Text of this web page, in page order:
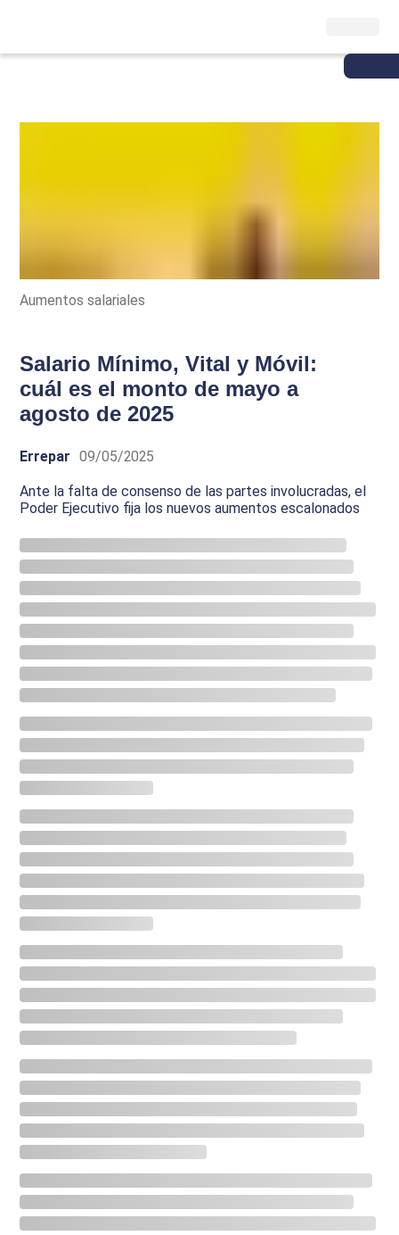
Aumentos salariales
Salario Mínimo, Vital y Móvil:
cuál es el monto de mayo a
agosto de 2025
Errepar 09/05/2025
Ante la falta de consenso de las partes involucradas, el
Poder Ejecutivo fija los nuevos aumentos escalonados